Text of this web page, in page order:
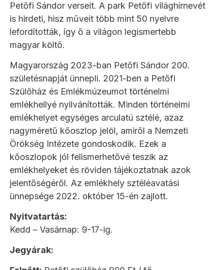
Petőfi Sándor verseit. A park Petőfi világhírnevét
is hirdeti, hisz műveit több mint 50 nyelvre
lefordították, így ő a világon legismertebb
magyar költő.
Magyarország 2023-ban Petőfi Sándor 200.
születésnapját ünnepli. 2021-ben a Petőfi
Szülőház és Emlékmúzeumot történelmi
emlékhellyé nyilvánították. Minden történelmi
emlékhelyet egységes arculatú sztélé, azaz
nagyméretű kőoszlop jelöl, amiről a Nemzeti
Örökség Intézete gondoskodik. Ezek a
kőoszlopok jól felismerhetővé teszik az
emlékhelyeket és röviden tájékoztatnak azok
jelentőségéről. Az emlékhely sztéléavatási
ünnepsége 2022. október 15-én zajlott.
Nyitvatartás:
Kedd – Vasárnap: 9-17-ig.
Jegyárak: